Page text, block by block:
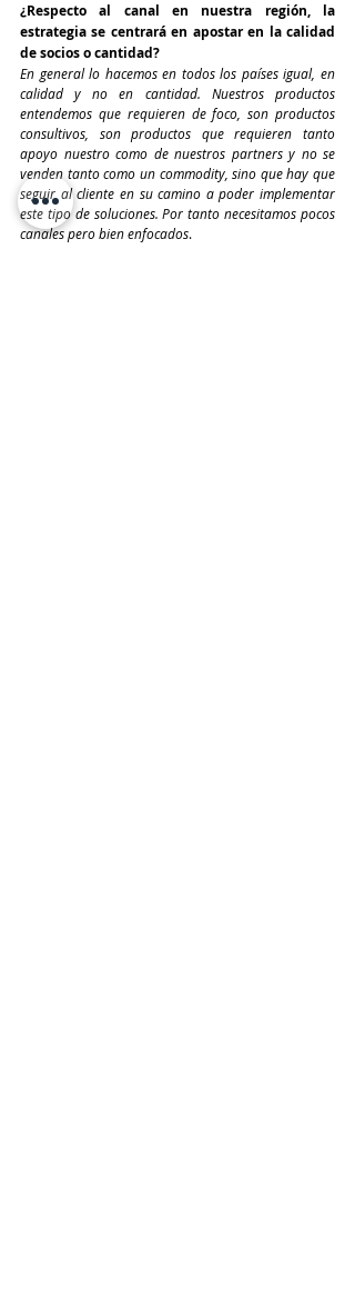
¿Respecto al canal en nuestra región, la
estrategia se centrará en apostar en la calidad
de socios o cantidad?
En general lo hacemos en todos los países igual, en
calidad y no en cantidad. Nuestros productos
entendemos que requieren de foco, son productos
consultivos, son productos que requieren tanto
apoyo nuestro como de nuestros partners y no se
venden tanto como un commodity, sino que hay que
seguir al cliente en su camino a poder implementar
este tipo de soluciones. Por tanto necesitamos pocos
canales pero bien enfocados.